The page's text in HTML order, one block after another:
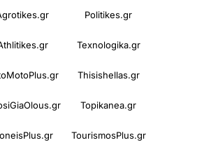
Politikes.gr
Texnologika.gr
Thisishellas.gr
Topikanea.gr
TourismosPlus.gr